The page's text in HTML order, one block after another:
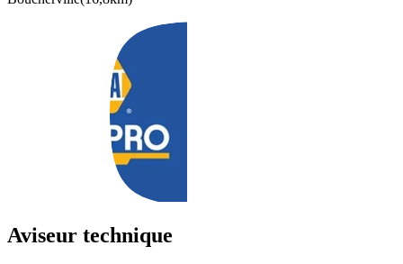
Aviseur technique